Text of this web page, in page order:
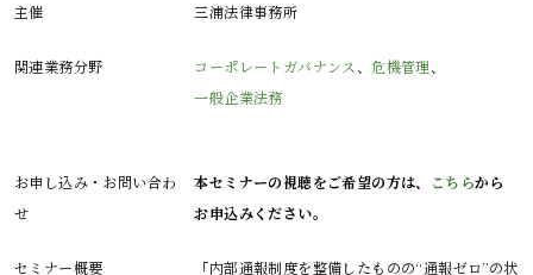
主催 三浦法律事務所
関連業務分野 コーポレートガバナンス、危機管理、
一般企業法務
お申し込み・お問い合わ
せ
本セミナーの視聴をご希望の方は、 こちらから
お申込みください。
セミナー概要
「内部通報制度を整備したものの“通報ゼロ”の状